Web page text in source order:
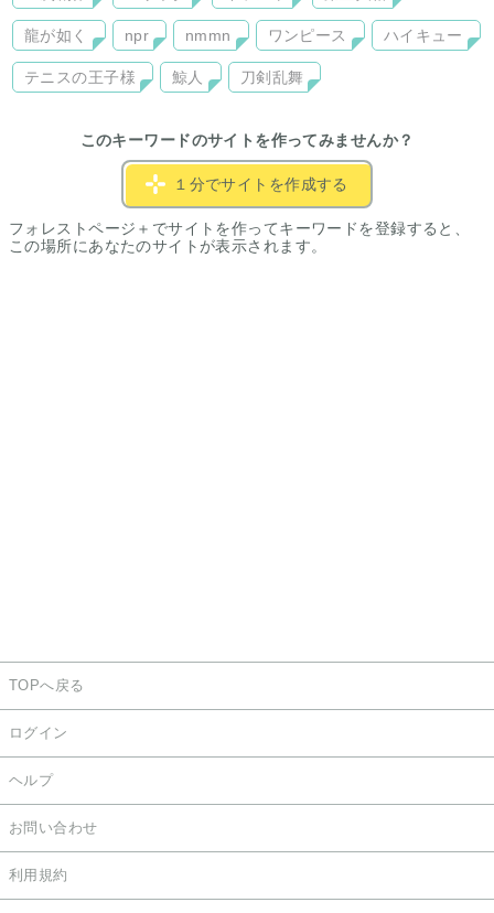
龍が如く npr nmmn ワンピース ハイキュー
テニスの王子様 鯨人 刀剣乱舞
このキーワードのサイトを作ってみませんか？
１分でサイトを作成する
フォレストページ＋でサイトを作ってキーワードを登録すると、
この場所にあなたのサイトが表示されます。
TOPへ戻る
ログイン
ヘルプ
お問い合わせ
利用規約